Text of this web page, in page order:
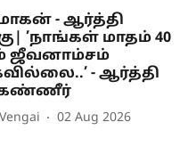
- ஆர்த்தி
’நாங்கள் மாதம் 40
ஜீவனாம்சம்
- ஆர்த்தி
கண்ணீர்
02 Aug 2026